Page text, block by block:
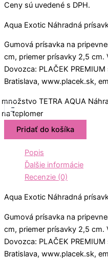
Ceny sú uvedené s DPH.
Aqua Exotic Náhradná
Gumová prísavka na
cm, priemer prísavky 2,5 cm.
Dovozca: PLAČEK
Bratislava, www.placek.sk,
-
množstvo TETRA AQUA
na teplomer
Pridať do košíka
Popis
Ďalšie informácie
Recenzie (0)
Aqua Exotic Náhradná
Gumová prísavka na
cm, priemer prísavky 2,5 cm.
Dovozca: PLAČEK
Bratislava, www.placek.sk,